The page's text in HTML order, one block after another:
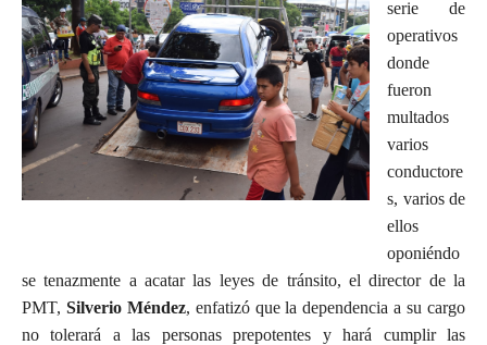
serie de
operativos
donde
fueron
multados
varios
conductore
s, varios de
ellos
oponiéndo
se tenazmente a acatar las leyes de tránsito, el director de la
PMT, Silverio Méndez, enfatizó que la dependencia a su cargo
no tolerará a las personas prepotentes y hará cumplir las